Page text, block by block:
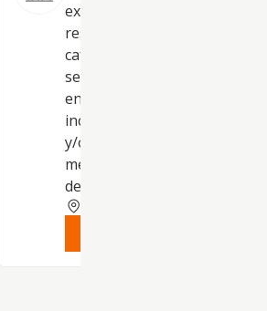
explotación de la actividad de
restauración y cocina en
cafeterías, restaurantes y
servicios de hostelería en
en toda clase de
incluso en régimen de
y/o franquicia. b. Comercio
menor de toda clase de
de alimenta